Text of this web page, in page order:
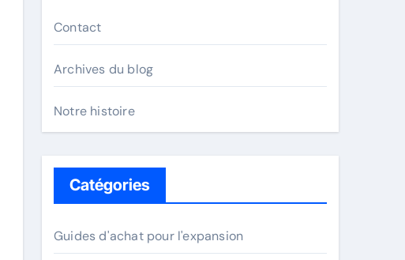
Contact
Archives du blog
Notre histoire
Catégories
Guides d'achat pour l'expansion